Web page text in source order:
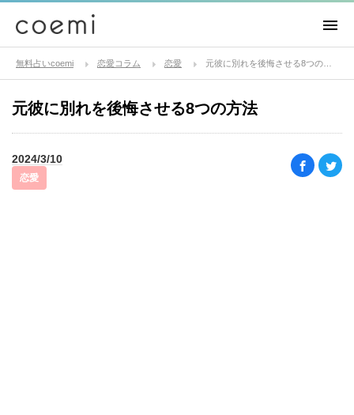
無料占いcoemi 恋愛コラム 恋愛
元彼に別れを後悔させる8つの方法
2024/3/10
恋愛